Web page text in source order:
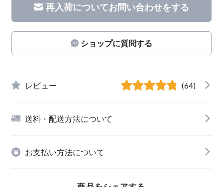
再入荷についてお問い合わせをする
ショップに質問する
レビュー (64)
送料・配送方法について
お支払い方法について